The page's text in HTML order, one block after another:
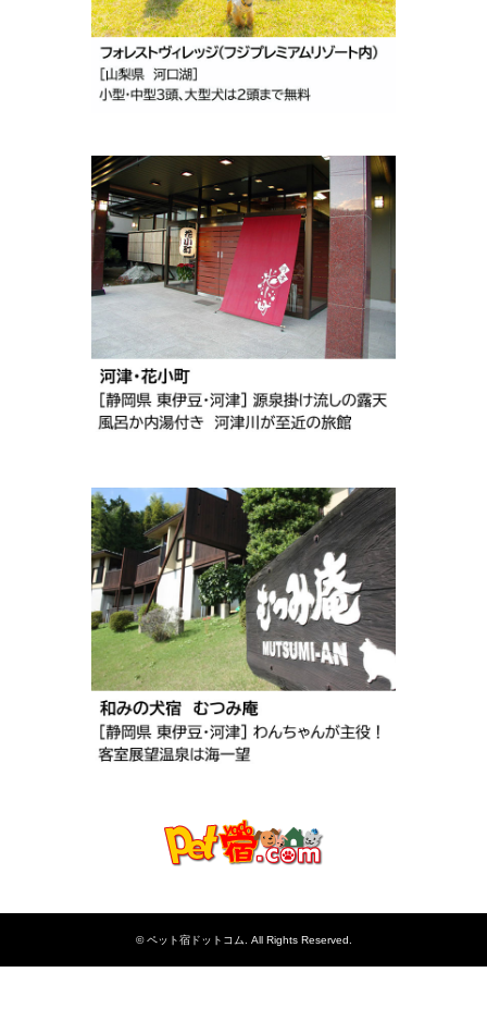
©ペット宿ドットコム. All Rights Reserved.